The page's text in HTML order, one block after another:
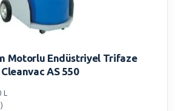
Motorlu Endüstriyel Trifaze
AS 550
L